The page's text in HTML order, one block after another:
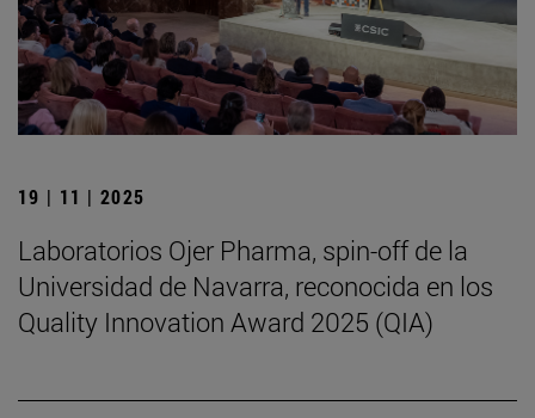
19 | 11 | 2025
Laboratorios Ojer Pharma, spin-off de la
Universidad de Navarra, reconocida en los
Quality Innovation Award 2025 (QIA)